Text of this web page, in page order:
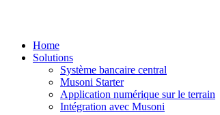
Home
Solutions
Système bancaire central
Musoni Starter
Application numérique sur le terrain
Intégration avec Musoni